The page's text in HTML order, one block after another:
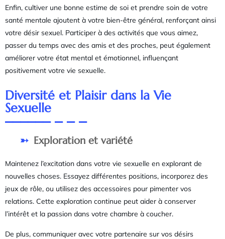
Enfin, cultiver une bonne estime de soi et prendre soin de votre
santé mentale ajoutent à votre bien-être général, renforçant ainsi
votre désir sexuel. Participer à des activités que vous aimez,
passer du temps avec des amis et des proches, peut également
améliorer votre état mental et émotionnel, influençant
positivement votre vie sexuelle.
Diversité et Plaisir dans la Vie
Sexuelle
Exploration et variété
Maintenez l’excitation dans votre vie sexuelle en explorant de
nouvelles choses. Essayez différentes positions, incorporez des
jeux de rôle, ou utilisez des accessoires pour pimenter vos
relations. Cette exploration continue peut aider à conserver
l’intérêt et la passion dans votre chambre à coucher.
De plus, communiquer avec votre partenaire sur vos désirs